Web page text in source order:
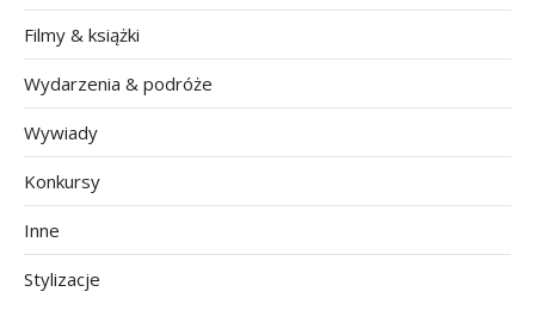
Filmy & książki
Wydarzenia & podróże
Wywiady
Konkursy
Inne
Stylizacje